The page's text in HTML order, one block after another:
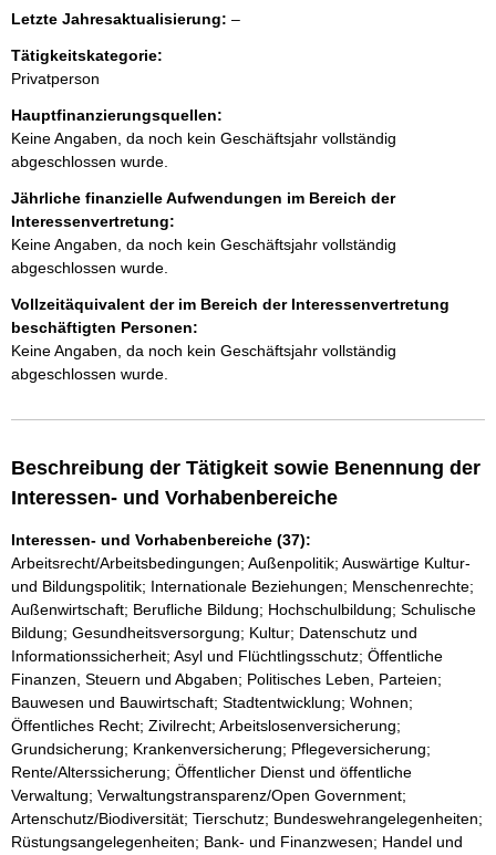
i
n
h
a
l
t
r
i
n
e
i
s
Letzte Jahresaktualisierung: –l
Tätigkeitskategorie:
Privatperson
Hauptfinanzierungsquellen:
Keine Angaben, da noch kein Geschäftsjahr vollständig
abgeschlossen wurde.
Jährliche finanzielle Aufwendungen im Bereich der
Interessenvertretung:
Keine Angaben, da noch kein Geschäftsjahr vollständig
abgeschlossen wurde.
Vollzeitäquivalent der im Bereich der Interessenvertretung
beschäftigten Personen:
Keine Angaben, da noch kein Geschäftsjahr vollständig
abgeschlossen wurde.
Beschreibung der Tätigkeit sowie Benennung der
Interessen- und Vorhabenbereiche
Interessen- und Vorhabenbereiche (37):
Arbeitsrecht/Arbeitsbedingungen; Außenpolitik; Auswärtige Kultur-
und Bildungspolitik; Internationale Beziehungen; Menschenrechte;
Außenwirtschaft; Berufliche Bildung; Hochschulbildung; Schulische
Bildung; Gesundheitsversorgung; Kultur; Datenschutz und
Informationssicherheit; Asyl und Flüchtlingsschutz; Öffentliche
Finanzen, Steuern und Abgaben; Politisches Leben, Parteien;
Bauwesen und Bauwirtschaft; Stadtentwicklung; Wohnen;
Öffentliches Recht; Zivilrecht; Arbeitslosenversicherung;
Grundsicherung; Krankenversicherung; Pflegeversicherung;
Rente/Alterssicherung; Öffentlicher Dienst und öffentliche
Verwaltung; Verwaltungstransparenz/Open Government;
Artenschutz/Biodiversität; Tierschutz; Bundeswehrangelegenheiten;
Rüstungsangelegenheiten; Bank- und Finanzwesen; Handel und